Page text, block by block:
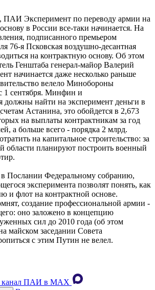
ПАИ Эксперимент по переводу армии на
в России все-таки начинается. На
подписанного премьером
76-я Псковская воздушно-десантная
на контрактную основу. Об этом
Генштаба генерал-майор Валерий
начинается даже несколько раньше
велело Минобороны
1 сентября. Минфин и
должны найти на эксперимент деньги в
Астанина, это обойдется в 2,673
на выплаты контрактникам за год
а больше всего - порядка 2 млрд.
на капитальное строительство: за
области планируют построить военный
Послании Федеральному собранию,
эксперимента позволят понять, как
и флот на контрактной основе.
создание профессиональной армии -
оно заложено в концепцию
сил до 2010 года (об этом
майском заседании Совета
с этим Путин не велел.
канал ПАИ в MAХ